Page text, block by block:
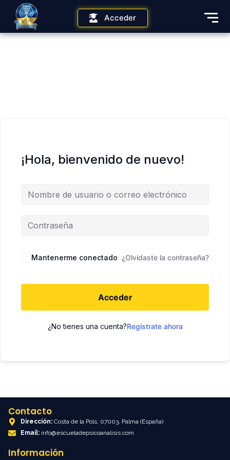
Acceder
¡Hola, bienvenido de nuevo!
Mantenerme conectado ¿Olvidaste la contraseña?
Acceder
¿No tienes una cuenta?Regístrate ahora
Contacto
Dirección: Costa de la Pols, 07003, Palma (España)
Email: info@escueladepsicoanalisis.com
Información